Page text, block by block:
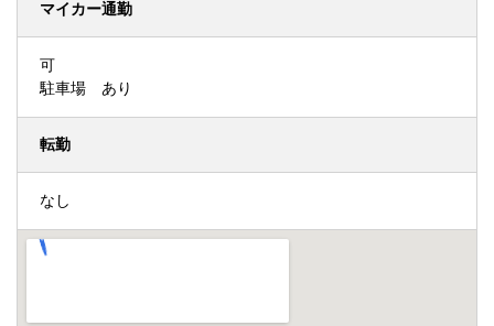
マイカー通勤
可
駐車場 あり
転勤
なし